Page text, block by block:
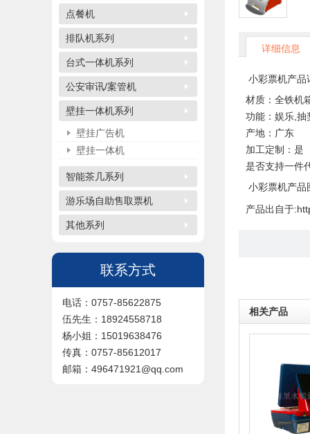
点餐机
排队机系列
台式一体机系列
公安审讯/案管机
壁挂一体机系列
壁挂广告机
壁挂一体机
智能茶几系列
游乐场自助售取票机
其他系列
联系方式
电话：0757-85622875
伍先生：18924558718
杨小姐：15019638476
传真：0757-85612017
邮箱：496471921@qq.com
详细信息
小彩票机产品
材质：全铁机
功能：娱乐,抽
产地：广东
加工定制：是
是否支持一件
小彩票机产品
产品出自于
相关产品